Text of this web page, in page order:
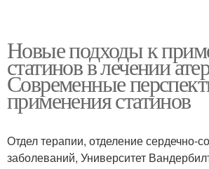
Новые подходы к
статинов в лечении
Современные
применения статинов
Отдел терапии, отделение сердечно-
заболеваний, Университет